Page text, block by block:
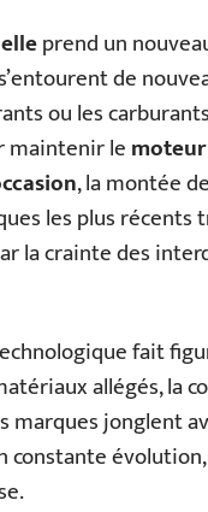
prend un
de
ou les
maintenir le
, la montée
les plus
la crainte des
fait
allégés, la
marques jonglent